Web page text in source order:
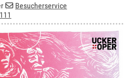
Besucherservice